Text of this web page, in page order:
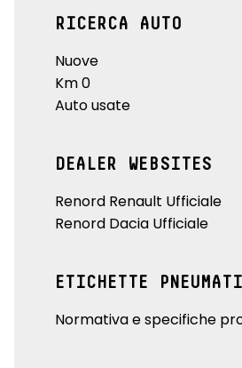
RICERCA AUTO
Nuove
Km 0
Auto usate
DEALER WEBSITES
Renord Renault Ufficiale
Renord Dacia Ufficiale
ETICHETTE
Normativa e specifiche